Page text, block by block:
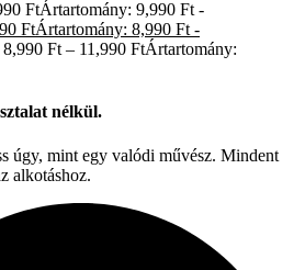
FtÁrtartomány: 9,990 Ft -
FtÁrtartomány: 8,990 Ft -
Ft – 11,990 FtÁrtartomány:
nélkül.
úgy, mint egy valódi művész. Mindent
alkotáshoz.